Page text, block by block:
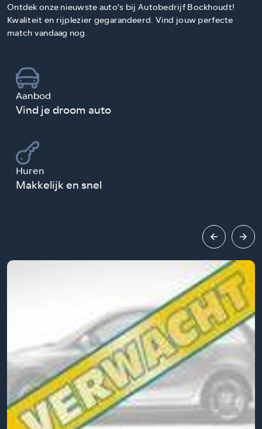
Ontdek onze nieuwste auto's bij Autobedrijf Bockhoudt!
Kwaliteit en rijplezier gegarandeerd. Vind jouw perfecte
match vandaag nog.
Aanbod
Vind je droom auto
Huren
Makkelijk en snel